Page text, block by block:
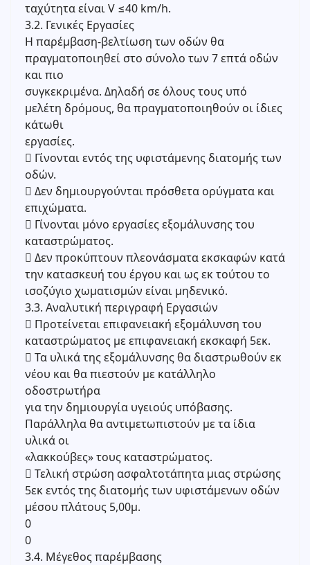
ταχύτητα είναι V ≤40 km/h.
3.2. Γενικές Εργασίες
Η παρέμβαση-βελτίωση των οδών θα
πραγματοποιηθεί στο σύνολο των 7 επτά οδών
και πιο
συγκεκριμένα. Δηλαδή σε όλους τους υπό
μελέτη δρόμους, θα πραγματοποιηθούν οι ίδιες
κάτωθι
εργασίες.
 Γίνονται εντός της υφιστάμενης διατομής των
οδών.
 Δεν δημιουργούνται πρόσθετα ορύγματα και
επιχώματα.
 Γίνονται μόνο εργασίες εξομάλυνσης του
καταστρώματος.
 Δεν προκύπτουν πλεονάσματα εκσκαφών κατά
την κατασκευή του έργου και ως εκ τούτου το
ισοζύγιο χωματισμών είναι μηδενικό.
3.3. Αναλυτική περιγραφή Εργασιών
 Προτείνεται επιφανειακή εξομάλυνση του
καταστρώματος με επιφανειακή εκσκαφή 5εκ.
 Τα υλικά της εξομάλυνσης θα διαστρωθούν εκ
νέου και θα πιεστούν με κατάλληλο
οδοστρωτήρα
για την δημιουργία υγειούς υπόβασης.
Παράλληλα θα αντιμετωπιστούν με τα ίδια
υλικά οι
«λακκούβες» τους καταστρώματος.
 Τελική στρώση ασφαλτοτάπητα μιας στρώσης
5εκ εντός της διατομής των υφιστάμενων οδών
μέσου πλάτους 5,00μ.
0
0
3.4. Μέγεθος παρέμβασης